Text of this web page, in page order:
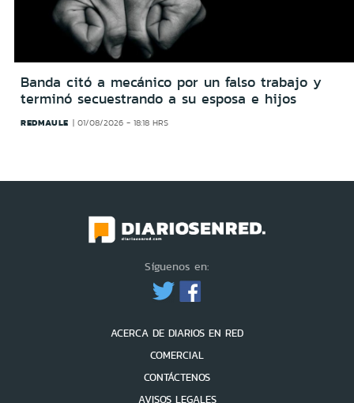
Banda citó a mecánico por un falso trabajo y
terminó secuestrando a su esposa e hijos
REDMAULE 01/08/2026 - 18:18 HRS
Síguenos en:
ACERCA DE DIARIOS EN RED
COMERCIAL
CONTÁCTENOS
AVISOS LEGALES